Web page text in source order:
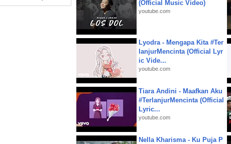
(Official Music Video)
youtube.com
Lyodra - Mengapa Kita #Ter
lanjurMencinta (Official Lyr
ic Vide...
youtube.com
Tiara Andini - Maafkan Aku
#TerlanjurMencinta (Official
Lyric...
youtube.com
Nella Kharisma - Ku Puja P